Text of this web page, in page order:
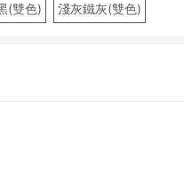
(雙色) 淺灰鐵灰(雙色)